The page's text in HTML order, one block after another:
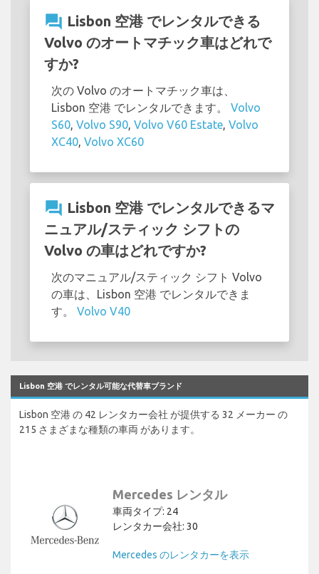
question_answer Lisbon 空港 でレンタルできる
Volvo のオートマチック車はどれで
すか?
次の Volvo のオートマチック車は、
Lisbon 空港 でレンタルできます。 Volvo
S60 Volvo S90 Volvo V60 Estate Volvo
XC40 Volvo XC60
question_answer Lisbon 空港 でレンタルできるマ
ニュアル/スティック シフトの
Volvo の車はどれですか?
次のマニュアル/スティック シフト Volvo
の車は、Lisbon 空港 でレンタルできま
す。 Volvo V40
Lisbon 空港 でレンタル可能な代替車ブランド
Lisbon 空港 の 42 レンタカー会社 が提供する 32 メーカー の
215 さまざまな種類の車両 があります。
Mercedes レンタル
車両タイプ: 24
レンタカー会社: 30
Mercedes のレンタカーを表示